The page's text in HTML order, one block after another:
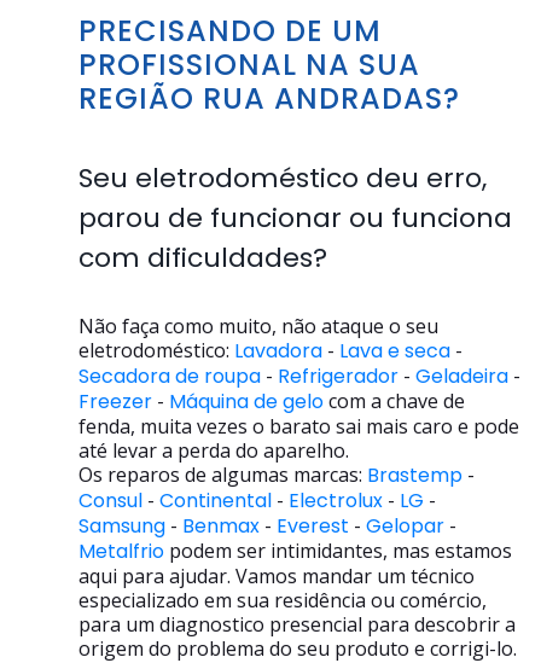
PRECISANDO DE UM
PROFISSIONAL NA SUA
REGIÃO RUA ANDRADAS?
Seu eletrodoméstico deu erro,
parou de funcionar ou funciona
com dificuldades?
Não faça como muito, não ataque o seu
eletrodoméstico: Lavadora - Lava e seca -
Secadora de roupa - Refrigerador - Geladeira -
Freezer - Máquina de gelocom a chave de
fenda, muita vezes o barato sai mais caro e pode
até levar a perda do aparelho.
Os reparos de algumas marcas: Brastemp -
Consul - Continental - Electrolux - LG -
Samsung - Benmax - Everest - Gelopar -
Metalfrio podem ser intimidantes, mas estamos
aqui para ajudar. Vamos mandar um técnico
especializado em sua residência ou comércio,
para um diagnostico presencial para descobrir a
origem do problema do seu produto e corrigi-lo.